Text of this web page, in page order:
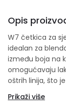
Opis
W7 četkica za
idealan za
između boja na
omogućavaju
oštrih linija, što
izražajnih
sintetičkim
Prikaži više